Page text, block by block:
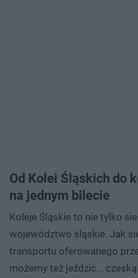
Od Kolei Śląskich do
na jednym bilecie
Koleje Śląskie to nie tylko
województwo śląskie. Jak
transportu oferowanego
możemy też jeździć...